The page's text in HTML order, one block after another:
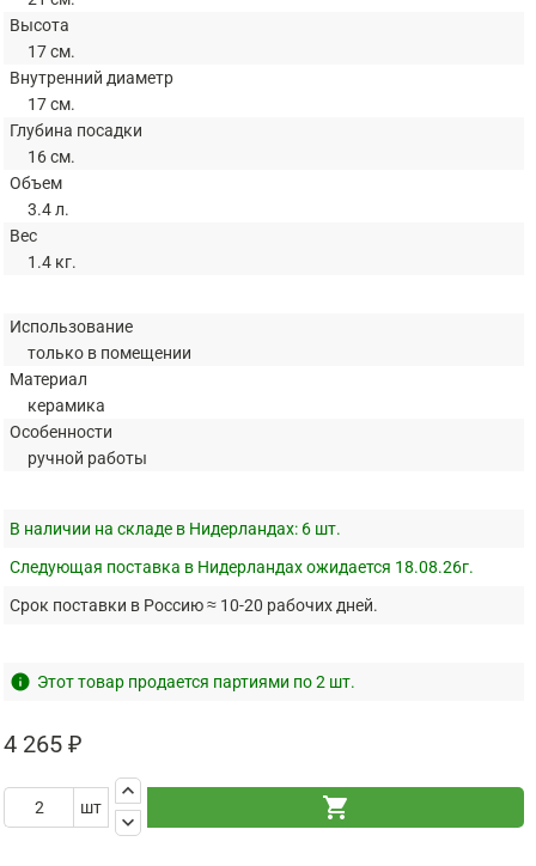
Высота
17 см.
Внутренний диаметр
17 см.
Глубина посадки
16 см.
Объем
3.4 л.
Вес
1.4 кг.
Использование
только в помещении
Материал
керамика
Особенности
ручной работы
В наличии на складе в Нидерландах: 6 шт.
Следующая поставка в Нидерландах ожидается 18.08.26г.
Срок поставки в Россию ≈ 10-20 рабочих дней.
info Этот товар продается партиями по 2 шт.
4 265 ₽
шт
keyboard_arrow_up
keyboard_arrow_down
shopping_cart